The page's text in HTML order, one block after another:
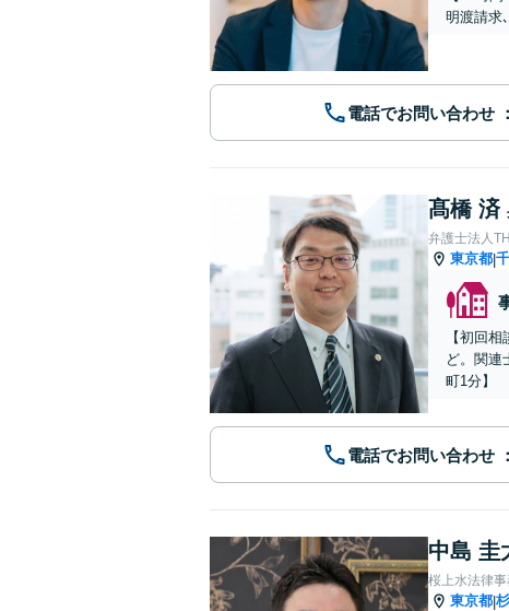
明渡請求
電話でお問い合わせ
髙橋 済
弁護士法人
東京都|
【初回
ど。関連
町1分】
電話でお問い合わせ
中島 圭
桜上水法律
東京都|